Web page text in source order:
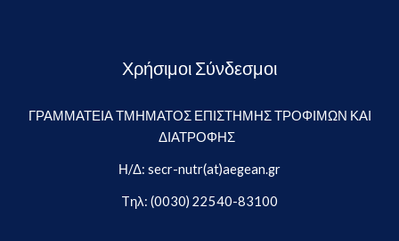
Χρήσιμοι Σύνδεσμοι
ΓΡΑΜΜΑΤΕΙΑ ΤΜΗΜΑΤΟΣ ΕΠΙΣΤΗΜΗΣ ΤΡΟΦΙΜΩΝ ΚΑΙ
ΔΙΑΤΡΟΦΗΣ
Η/Δ: secr-nutr(at)aegean.gr
Tηλ: (0030) 22540-83100